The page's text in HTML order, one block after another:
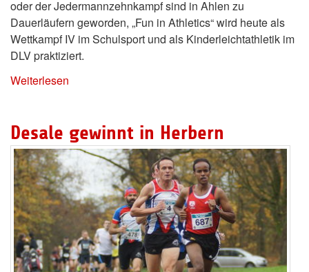
oder der Jedermannzehnkampf sind in Ahlen zu
Dauerläufern geworden, „Fun in Athletics“ wird heute als
Wettkampf IV im Schulsport und als Kinderleichtathletik im
DLV praktiziert.
Weiterlesen
Desale gewinnt in Herbern